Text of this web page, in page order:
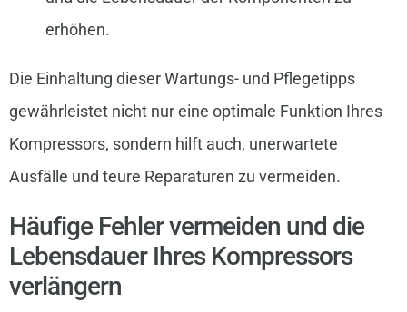
erhöhen.
Die Einhaltung dieser Wartungs- und Pflegetipps
gewährleistet nicht nur eine optimale Funktion Ihres
Kompressors, sondern hilft auch, unerwartete
Ausfälle und teure Reparaturen zu vermeiden.
Häufige Fehler vermeiden und die
Lebensdauer Ihres Kompressors
verlängern